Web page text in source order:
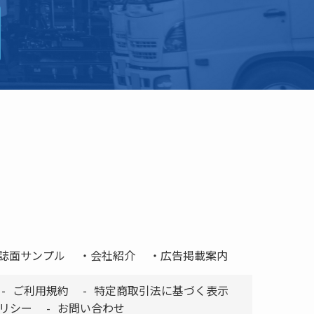
面サンプル 会社紹介 広告掲載案内
ご利用規約
特定商取引法に基づく表示
シー
お問い合わせ